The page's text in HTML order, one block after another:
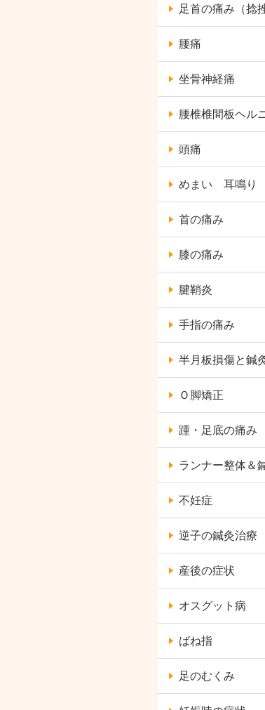
足首の痛み（捻
腰痛
坐骨神経痛
腰椎椎間板ヘル
頭痛
めまい 耳鳴り
首の痛み
膝の痛み
腱鞘炎
手指の痛み
半月板損傷と鍼
Ｏ脚矯正
踵・足底の痛み
ランナー整体＆
不妊症
逆子の鍼灸治療
産後の症状
オスグット病
ばね指
足のむくみ